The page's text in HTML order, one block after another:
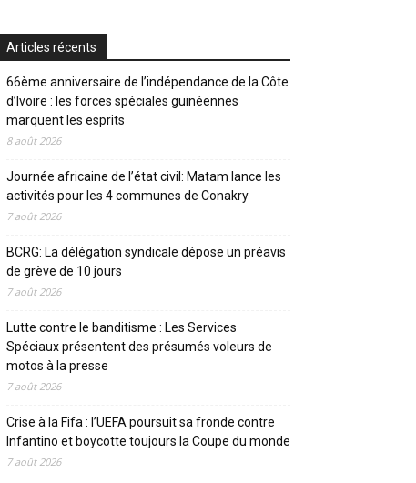
Articles récents
66ème anniversaire de l’indépendance de la Côte
d’Ivoire : les forces spéciales guinéennes
marquent les esprits
8 août 2026
Journée africaine de l’état civil: Matam lance les
activités pour les 4 communes de Conakry
7 août 2026
BCRG: La délégation syndicale dépose un préavis
de grève de 10 jours
7 août 2026
Lutte contre le banditisme : Les Services
Spéciaux présentent des présumés voleurs de
motos à la presse
7 août 2026
Crise à la Fifa : l’UEFA poursuit sa fronde contre
Infantino et boycotte toujours la Coupe du monde
7 août 2026